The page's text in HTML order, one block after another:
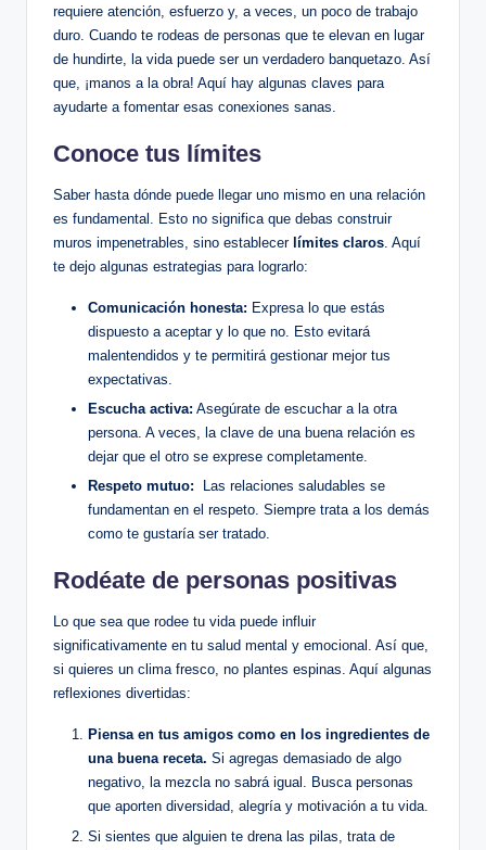
requiere atención,⁢ esfuerzo y, ⁤a​ veces, ⁤un poco de trabajo
duro.‌ Cuando⁤ te ⁣rodeas de personas que te elevan en lugar
de hundirte, la vida puede ser un verdadero banquetazo. Así
que, ¡manos a la obra!‌ Aquí⁤ hay algunas claves para
ayudarte a fomentar ‌esas​ conexiones sanas.
Conoce ‍tus límites
Saber‌ hasta dónde puede llegar ⁢uno mismo en​ una relación
es fundamental. Esto ​no significa que debas construir
muros impenetrables, sino establecer‌ límites claros. Aquí
te dejo algunas estrategias para ⁢lograrlo:
Comunicación honesta: Expresa lo que estás
dispuesto⁢ a aceptar y lo que no. Esto evitará‍
malentendidos y te‌ permitirá gestionar mejor tus
expectativas.
Escucha activa: ‍Asegúrate de ⁢escuchar a‍ la otra
persona.⁤ A veces, la clave de una​ buena relación es
dejar que‌ el ‌otro se exprese ‌completamente.
Respeto mutuo: ⁤ Las relaciones saludables se
fundamentan en el respeto.⁤ Siempre trata a los demás
⁢como te gustaría⁣ ser tratado.
Rodéate de ⁣personas positivas
Lo‌ que ⁤sea que rodee tu ⁢vida puede ⁣influir
significativamente en tu‌ salud mental y emocional. Así⁢ que,
si quieres un clima ⁢fresco, no⁤ plantes espinas. Aquí algunas
reflexiones divertidas:
Piensa en tus amigos ‌como en los⁢ ingredientes de
una buena receta. Si agregas ⁤demasiado de algo
negativo, la mezcla no sabrá igual.⁤ Busca personas
que aporten diversidad, alegría y motivación a tu vida.
Si sientes que alguien te drena las pilas, trata de